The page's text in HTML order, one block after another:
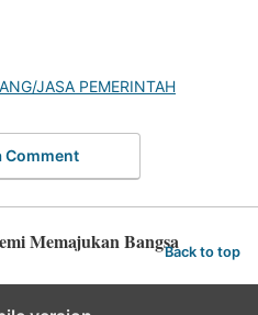
JASA PEMERINTAH
Comment
Memajukan BangsaBack to top